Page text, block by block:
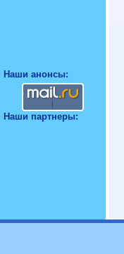
Наши анонсы:
Наши партнеры: